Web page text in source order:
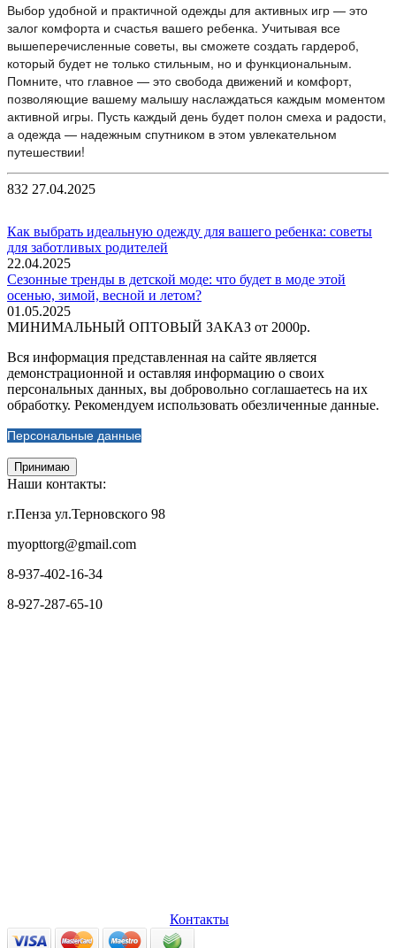
Выбор удобной и практичной одежды для активных игр — это
залог комфорта и счастья вашего ребенка. Учитывая все
вышеперечисленные советы, вы сможете создать гардероб,
который будет не только стильным, но и функциональным.
Помните, что главное — это свобода движений и комфорт,
позволяющие вашему малышу наслаждаться каждым моментом
активной игры. Пусть каждый день будет полон смеха и радости,
а одежда — надежным спутником в этом увлекательном
путешествии!
832 27.04.2025
Как выбрать идеальную одежду для вашего ребенка: советы
для заботливых родителей
22.04.2025
Сезонные тренды в детской моде: что будет в моде этой
осенью, зимой, весной и летом?
01.05.2025
МИНИМАЛЬНЫЙ ОПТОВЫЙ ЗАКАЗ от 2000р.
Вся информация представленная на сайте является
демонстрационной и оставляя информацию о своих
персональных данных, вы добровольно соглашаетесь на их
обработку. Рекомендуем использовать обезличенные данные.
Персональные данные
Принимаю
Наши контакты:
г.Пенза ул.Терновского 98
myopttorg@gmail.com
8-937-402-16-34
8-927-287-65-10
Контакты